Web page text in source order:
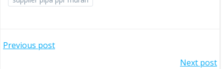
Post
Previous post
Next post